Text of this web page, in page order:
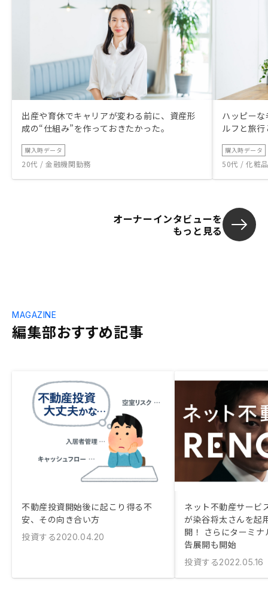
出産や育休でキャリアが変わる前に、資産形
成の“仕組み”を作っておきたかった。
購入時データ
20代 / 金融機関勤務
ハッピー
ルフと旅
購入時データ
50代 / 化粧
オーナーインタビューを
もっと見る
編集部おすすめ記事
MAGAZINE
不動産投資開始後に起こり得る不
安、その向き合い方
投資する2020.04.20
ネット不動産サービ
が染谷将太さんを起
開！ さらにターミ
告展開も開始
投資する2022.05.16